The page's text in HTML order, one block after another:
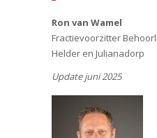
Ron van Wamel
Fractievoorzitter
Helder en Julianadorp
Update juni 2025